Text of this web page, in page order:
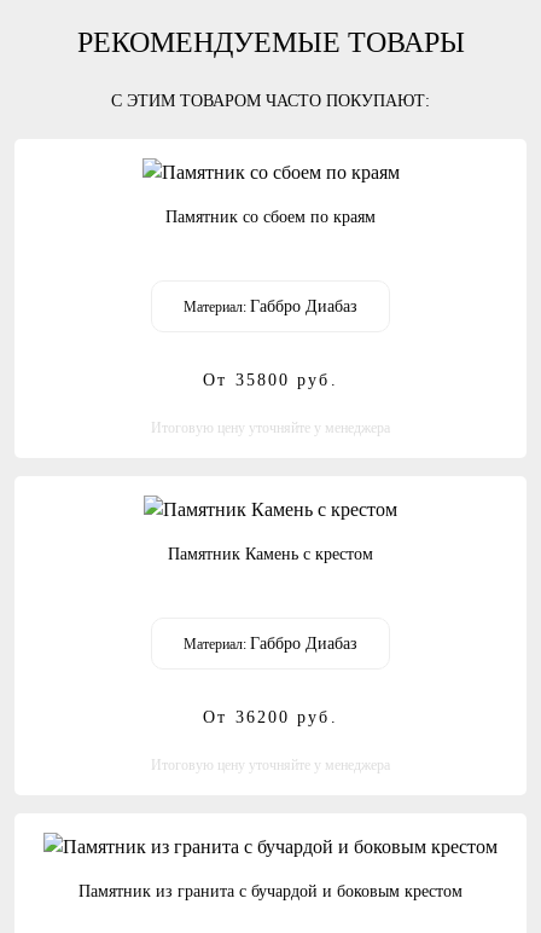
РЕКОМЕНДУЕМЫЕ ТОВАРЫ
С ЭТИМ ТОВАРОМ ЧАСТО ПОКУПАЮТ:
Памятник со сбоем по краям
Материал: Габбро Диабаз
От 35800 руб.
Итоговую цену уточняйте у менеджера
Памятник Камень с крестом
Материал: Габбро Диабаз
От 36200 руб.
Итоговую цену уточняйте у менеджера
Памятник из гранита с бучардой и боковым крестом